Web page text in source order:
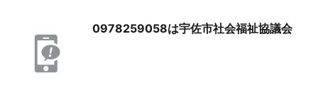
0978259058は宇佐市社会福祉協議会